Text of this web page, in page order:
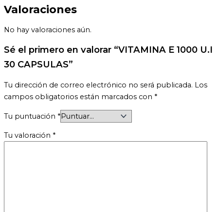
Valoraciones
No hay valoraciones aún.
Sé el primero en valorar “VITAMINA E 1000 U.I
30 CAPSULAS”
Tu dirección de correo electrónico no será publicada. Los
campos obligatorios están marcados con *
Tu puntuación *
Tu valoración *